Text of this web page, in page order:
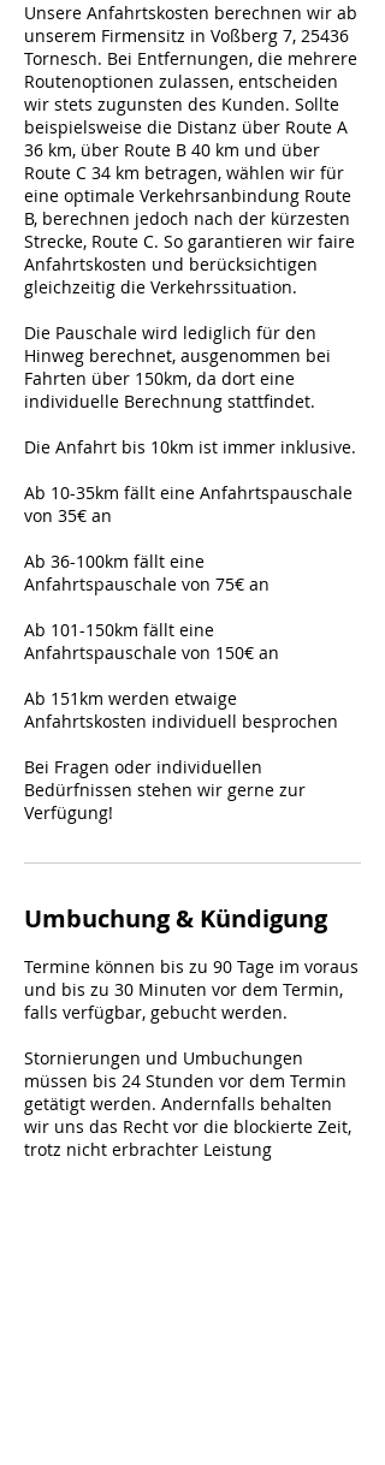
Unsere Anfahrtskosten berechnen wir ab
unserem Firmensitz in Voßberg 7, 25436
Tornesch. Bei Entfernungen, die mehrere
Routenoptionen zulassen, entscheiden
wir stets zugunsten des Kunden. Sollte
beispielsweise die Distanz über Route A
36 km, über Route B 40 km und über
Route C 34 km betragen, wählen wir für
eine optimale Verkehrsanbindung Route
B, berechnen jedoch nach der kürzesten
Strecke, Route C. So garantieren wir faire
Anfahrtskosten und berücksichtigen
gleichzeitig die Verkehrssituation.
Die Pauschale wird lediglich für den
Hinweg berechnet, ausgenommen bei
Fahrten über 150km, da dort eine
individuelle Berechnung stattfindet.
Die Anfahrt bis 10km ist immer inklusive.
Ab 10-35km fällt eine Anfahrtspauschale
von 35€ an
Ab 36-100km fällt eine
Anfahrtspauschale von 75€ an
Ab 101-150km fällt eine
Anfahrtspauschale von 150€ an
Ab 151km werden etwaige
Anfahrtskosten individuell besprochen
Bei Fragen oder individuellen
Bedürfnissen stehen wir gerne zur
Verfügung!
Umbuchung & Kündigung
Termine können bis zu 90 Tage im voraus
und bis zu 30 Minuten vor dem Termin,
falls verfügbar, gebucht werden.
Stornierungen und Umbuchungen
müssen bis 24 Stunden vor dem Termin
getätigt werden. Andernfalls behalten
wir uns das Recht vor die blockierte Zeit,
trotz nicht erbrachter Leistung